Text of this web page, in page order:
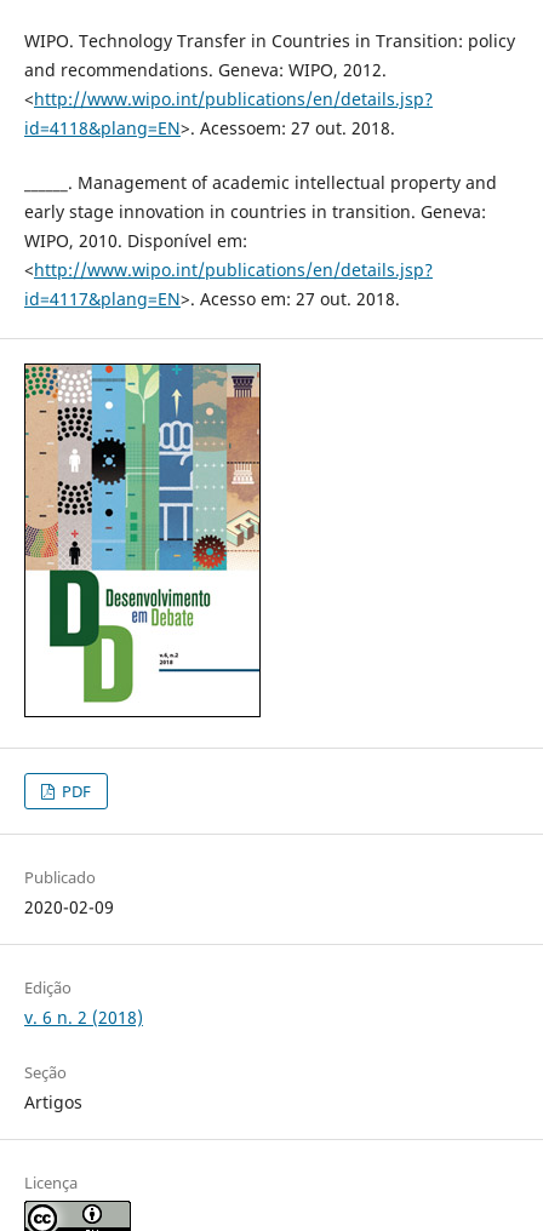
WIPO. Technology Transfer in Countries in Transition: policy
and recommendations. Geneva: WIPO, 2012.
<http://www.wipo.int/publications/en/details.jsp?
id=4118&plang=EN>. Acessoem: 27 out. 2018.
______. Management of academic intellectual property and
early stage innovation in countries in transition. Geneva:
WIPO, 2010. Disponível em:
<http://www.wipo.int/publications/en/details.jsp?
id=4117&plang=EN>. Acesso em: 27 out. 2018.
PDF
Publicado
2020-02-09
Edição
v. 6 n. 2 (2018)
Seção
Artigos
Licença